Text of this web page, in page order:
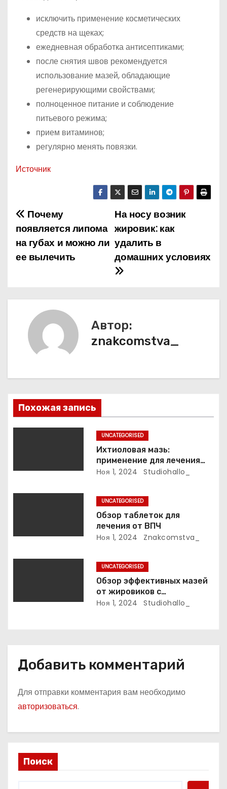
исключить применение косметических
средств на щеках;
ежедневная обработка антисептиками;
после снятия швов рекомендуется
использование мазей, обладающие
регенерирующими свойствами;
полноценное питание и соблюдение
питьевого режима;
прием витаминов;
регулярно менять повязки.
Источник
Н
а
в
г
п
о
а
п
с
я
На носу возник
жировик: как
удалить в
домашних условиях
Почему
появляется липома
на губах и можно ли
ее вылечить
Автор:
znakcomstva_
Похожая запись
UNCATEGORISED
Ихтиоловая мазь:
применение для лечения
фурункулов
Ноя 1, 2024 Studiohallo_
UNCATEGORISED
Обзор таблеток для
лечения от ВПЧ
Ноя 1, 2024 Znakcomstva_
UNCATEGORISED
Обзор эффективных мазей
от жировиков с
рассасывающим эффектом
Ноя 1, 2024 Studiohallo_
Добавить комментарий
Для отправки комментария вам необходимо
авторизоваться.
Поиск